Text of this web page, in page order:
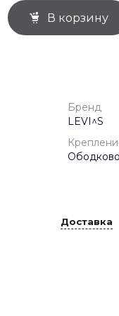
В корзину
Бренд
LEVI^S
Доставка